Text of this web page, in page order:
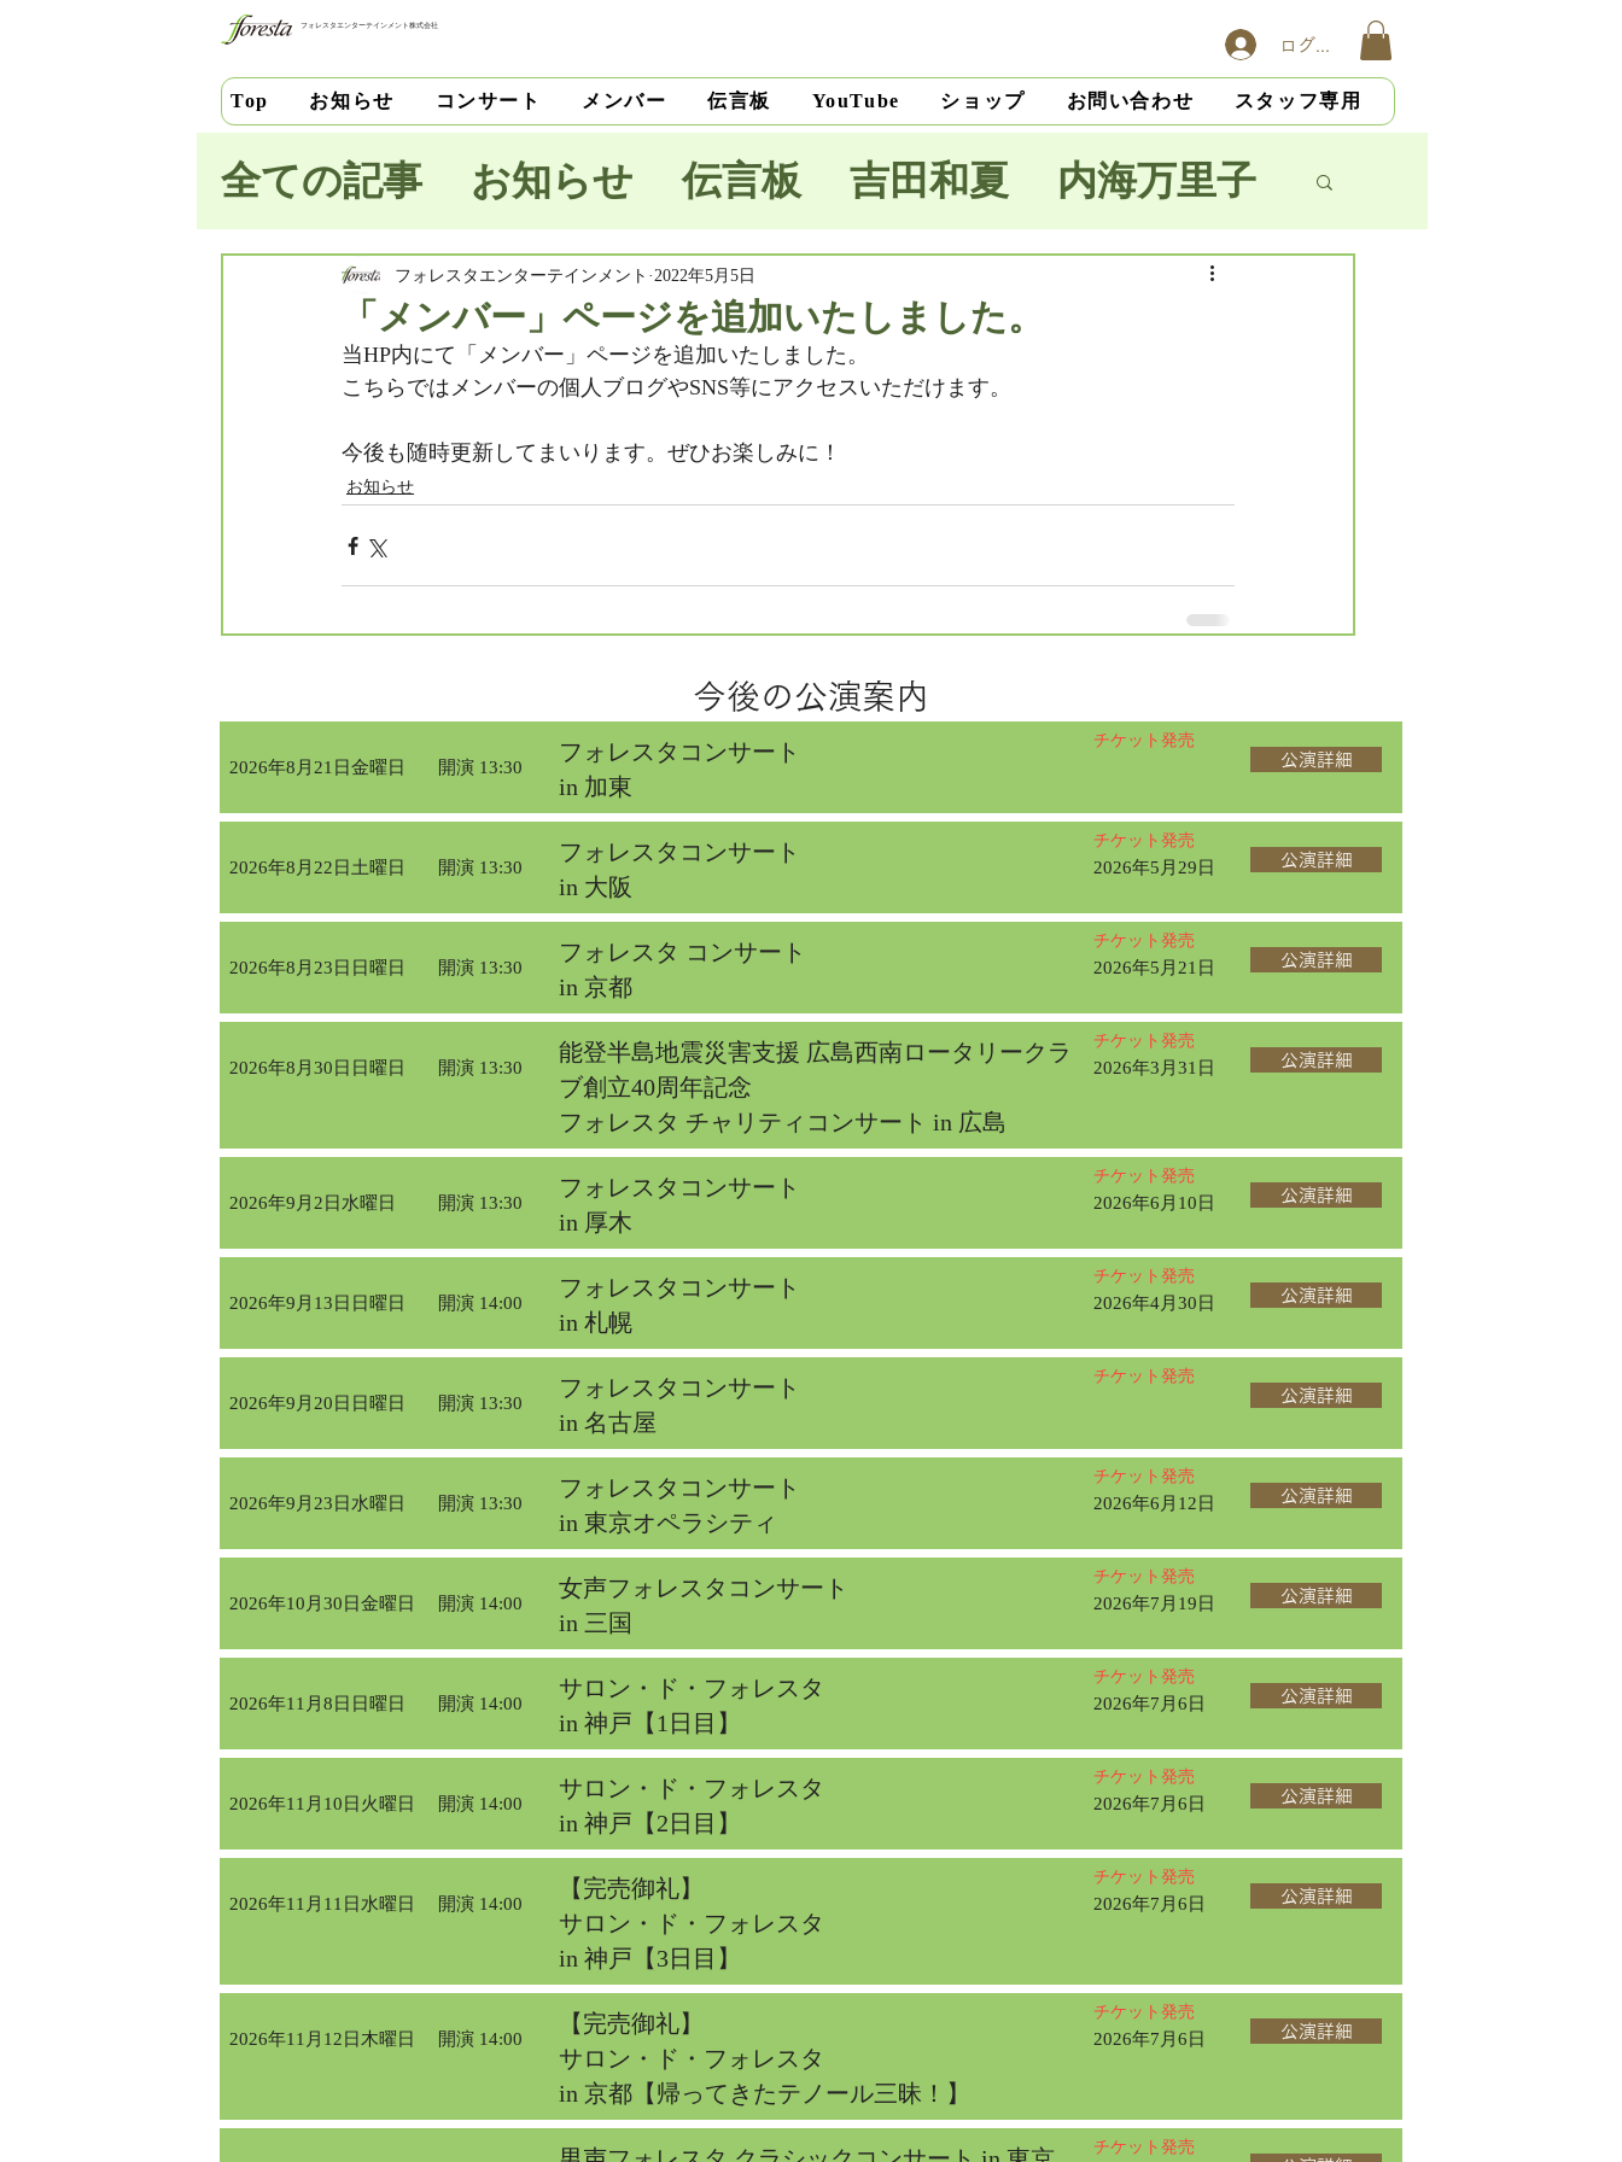
フォレスタエンターテインメント株式会社
ログイン
Top お知らせ コンサート メンバー 伝言板 YouTube ショップ お問い合わせ スタッフ専用
全ての記事 お知らせ 伝言板 吉田和夏 内海万里子
池田史花 三宅里菜 上沼純子
中安千晶 財木麗子 吉田明未 澤田薫
竹内直紀 山本将生 大野隆
フォレスタエンターテインメント
「メンバー」ページを追加いたしました。
フォレスタエンターテインメント 2022年5月5日
当HP内にて「メンバー」ページを追加いたしました。
こちらではメンバーの個人ブログやSNS等にアクセスいただけます。
今後も随時更新してまいります。ぜひお楽しみに！
お知らせ
今後の公演案内
2026年8月21日金曜日 開演 13:30
フォレスタコンサート
in 加東
チケット発売
公演詳細
2026年8月22日土曜日 開演 13:30
フォレスタコンサート
in 大阪
チケット発売
2026年5月29日 公演詳細
2026年8月23日日曜日 開演 13:30
フォレスタ コンサート
in 京都
チケット発売
2026年5月21日 公演詳細
2026年8月30日日曜日 開演 13:30
能登半島地震災害支援 広島西南ロータリークラ
ブ創立40周年記念
フォレスタ チャリティコンサート in 広島
チケット発売
2026年3月31日 公演詳細
2026年9月2日水曜日 開演 13:30
フォレスタコンサート
in 厚木
チケット発売
2026年6月10日 公演詳細
2026年9月13日日曜日 開演 14:00
フォレスタコンサート
in 札幌
チケット発売
2026年4月30日 公演詳細
2026年9月20日日曜日 開演 13:30
フォレスタコンサート
in 名古屋
チケット発売
公演詳細
2026年9月23日水曜日 開演 13:30
フォレスタコンサート
in 東京オペラシティ
チケット発売
2026年6月12日 公演詳細
2026年10月30日金曜日 開演 14:00
女声フォレスタコンサート
in 三国
チケット発売
2026年7月19日 公演詳細
2026年11月8日日曜日 開演 14:00
サロン・ド・フォレスタ
in 神戸【1日目】
チケット発売
2026年7月6日 公演詳細
2026年11月10日火曜日 開演 14:00
サロン・ド・フォレスタ
in 神戸【2日目】
チケット発売
2026年7月6日 公演詳細
2026年11月11日水曜日 開演 14:00
【完売御礼】
サロン・ド・フォレスタ
in 神戸【3日目】
チケット発売
2026年7月6日 公演詳細
2026年11月12日木曜日 開演 14:00
【完売御礼】
サロン・ド・フォレスタ
in 京都【帰ってきたテノール三昧！】
チケット発売
2026年7月6日 公演詳細
チケット発売